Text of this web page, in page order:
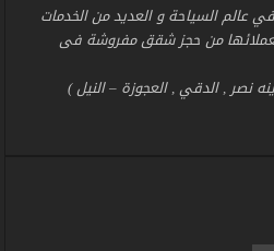
عالم السياحة و العديد من الخدمات
من حجز شقق مفروشة فى
نصر , الدقي , العجوزة – النيل )